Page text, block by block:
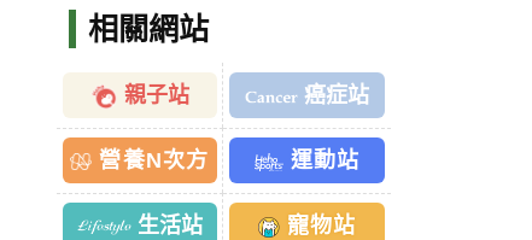
相關網站
親子站 癌症站
營養N次方 運動站
生活站 寵物站